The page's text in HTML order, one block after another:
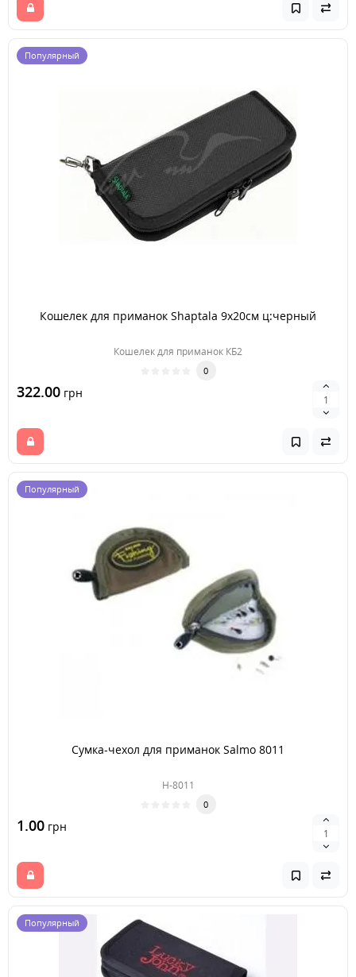
Популярный
Кошелек для приманок Shaptala 9х20см ц:черный
Кошелек для приманок КБ2
0
322.00 грн
Популярный
Сумка-чехол для приманок Salmo 8011
H-8011
0
1.00 грн
Популярный